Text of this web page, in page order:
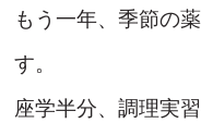
もう一年、季節の
す。
座学半分、調理実